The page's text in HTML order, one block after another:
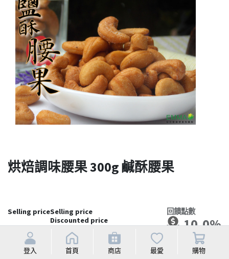
烘焙調味腰果 300g 鹹酥腰果
Selling priceSelling price
Discounted price
NT$242
回饋點數
10.0%
登入 首頁 商店 最愛 購物